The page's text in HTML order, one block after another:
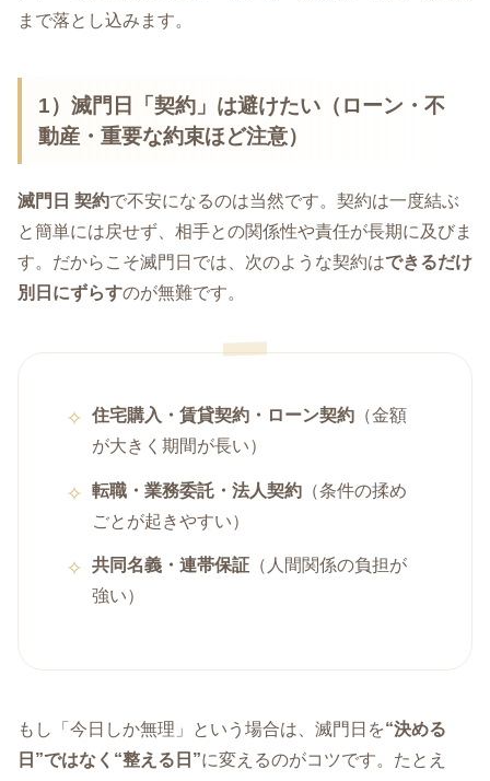
まで落とし込みます。
1）滅門日「契約」は避けたい（ローン・不
動産・重要な約束ほど注意）
滅門日 契約で不安になるのは当然です。契約は一度結ぶ
と簡単には戻せず、相手との関係性や責任が長期に及びま
す。だからこそ滅門日では、次のような契約はできるだけ
別日にずらすのが無難です。
住宅購入・賃貸契約・ローン契約 （金額
が大きく期間が長い）
転職・業務委託・法人契約 （条件の揉め
ごとが起きやすい）
共同名義・連帯保証 （人間関係の負担が
強い）
もし「今日しか無理」という場合は、滅門日を“決める
日”ではなく“整える日”に変えるのがコツです。たとえ